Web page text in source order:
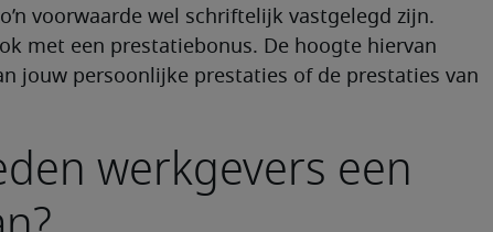
voorwaarde wel schriftelijk vastgelegd zijn.
met een prestatiebonus. De hoogte hiervan
jouw persoonlijke prestaties of de prestaties van
werkgevers een